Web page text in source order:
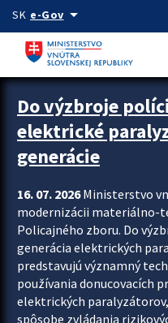
Preskocit na hlavný obsah
SK e-Govarrow_drop_down
Zastavit automatický posun
Do výzbroje
elektrické
generácie
16. 07. 2026Ministerstvo
modernizácii materiálno-
Policajného zboru. Do
generácia elektrických
predstavujú významný
používania donucovacích
elektrických
spôsobe zvládania